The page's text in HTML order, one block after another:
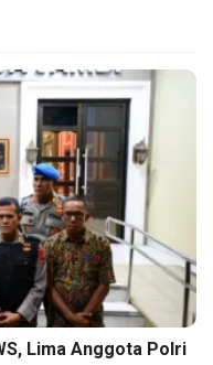
Lima Anggota Polri